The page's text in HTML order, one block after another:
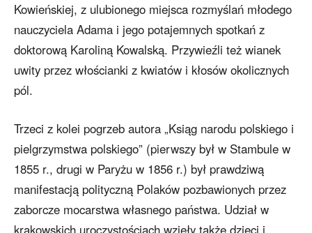
Kowieńskiej, z ulubionego miejsca rozmyślań młodego
nauczyciela Adama i jego potajemnych spotkań z
doktorową Karoliną Kowalską. Przywieźli też wianek
uwity przez włościanki z kwiatów i kłosów okolicznych
pól.
Trzeci z kolei pogrzeb autora „Ksiąg narodu polskiego i
pielgrzymstwa polskiego” (pierwszy był w Stambule w
1855 r., drugi w Paryżu w 1856 r.) był prawdziwą
manifestacją polityczną Polaków pozbawionych przez
zaborcze mocarstwa własnego państwa. Udział w